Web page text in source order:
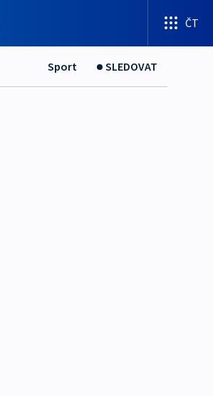
ČT
Sport SLEDOVAT